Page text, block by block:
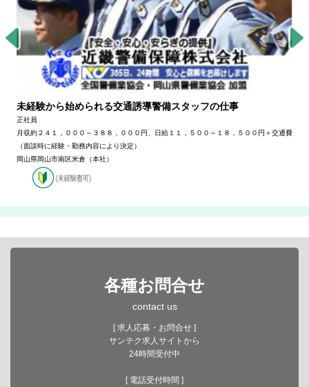
未経験から始められる交通誘導警備スタッフの仕事
正社員
月収約２４１，０００～３８８，０００円、日給１１，５００～１８，５００円＋交通費
（面談時に経験・勤務内容により決定）
岡山県岡山市南区米倉（本社）
各種お問合せ
contact us
[ 求人応募・お問合せ ]
サンテク求人サイトから
24時間受付中
[ 電話受付時間 ]